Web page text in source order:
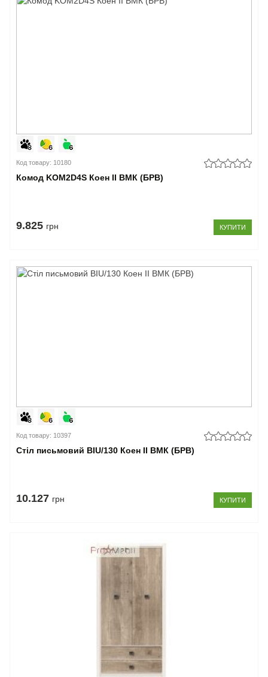
Код товару: 10180
Комод KOM2D4S Коен II ВМК (БРВ)
9.825 грн КУПИТИ
Код товару: 10397
Стіл письмовий BIU/130 Коен II ВМК (БРВ)
10.127 грн КУПИТИ